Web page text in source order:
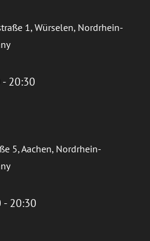
1, Würselen, Nordrhein-
- 20:30
5, Aachen, Nordrhein-
- 20:30